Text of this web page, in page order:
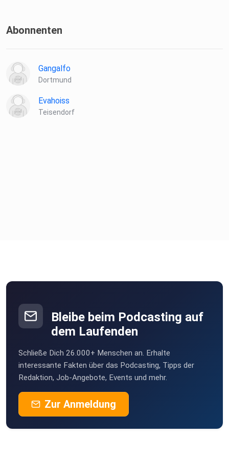
Abonnenten
Gangalfo
Dortmund
Evahoiss
Teisendorf
Bleibe beim Podcasting auf
dem Laufenden
Schließe Dich 26.000+ Menschen an. Erhalte
interessante Fakten über das Podcasting, Tipps der
Redaktion, Job-Angebote, Events und mehr.
Zur Anmeldung